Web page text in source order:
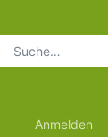
Anmelden